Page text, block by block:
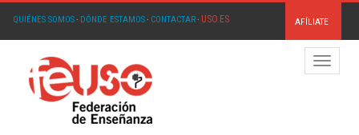
QUIÉNES SOMOS· DÓNDE ESTAMOS· CONTACTAR· USO.ES AFÍLIATE
Menú